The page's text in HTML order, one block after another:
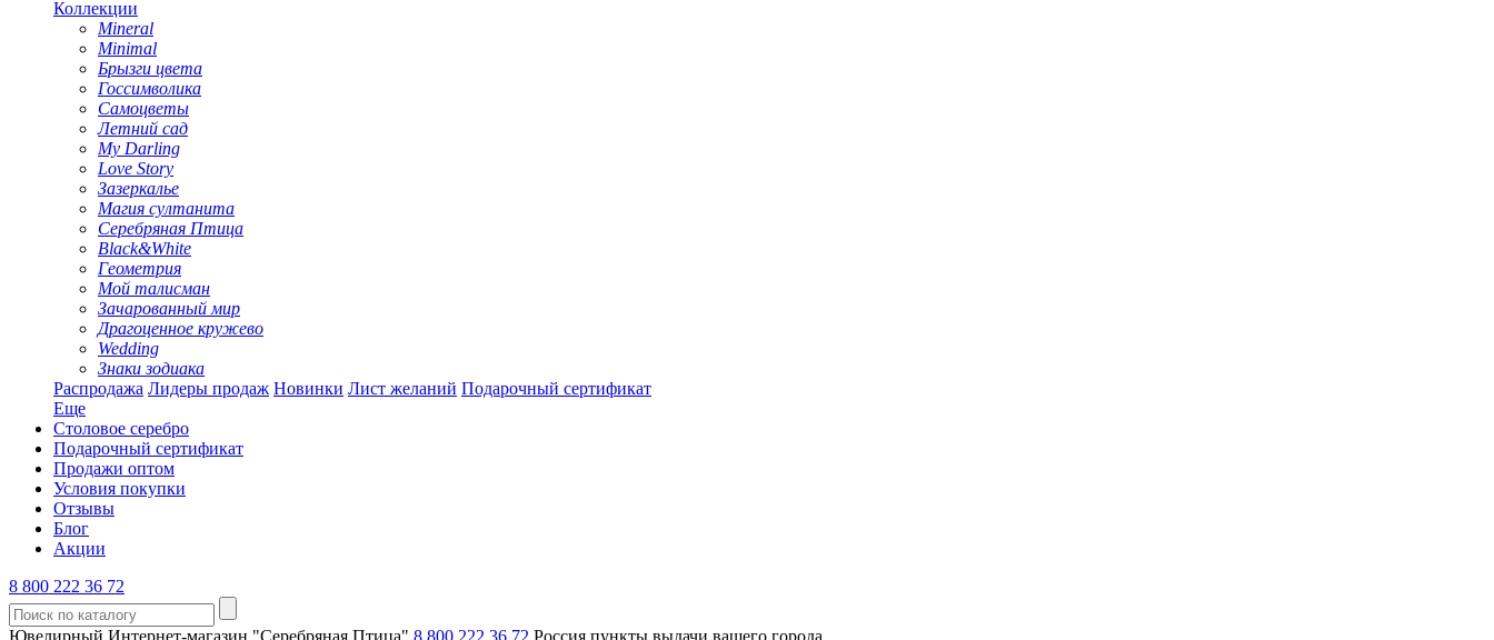
Коллекции
Mineral
Minimal
Брызги цвета
Госсимволика
Самоцветы
Летний сад
My Darling
Love Story
Зазеркалье
Магия султанита
Серебряная Птица
Black&White
Геометрия
Мой талисман
Зачарованный мир
Драгоценное кружево
Wedding
Знаки зодиака
Распродажа Лидеры продаж Новинки Лист желаний Подарочный сертификат
Еще
Столовое серебро
Подарочный сертификат
Продажи оптом
Условия покупки
Отзывы
Блог
Акции
8 800 222 36 72
Ювелирный Интернет-магазин "Серебряная Птица" 8 800 222 36 72 Россия пункты выдачи вашего города